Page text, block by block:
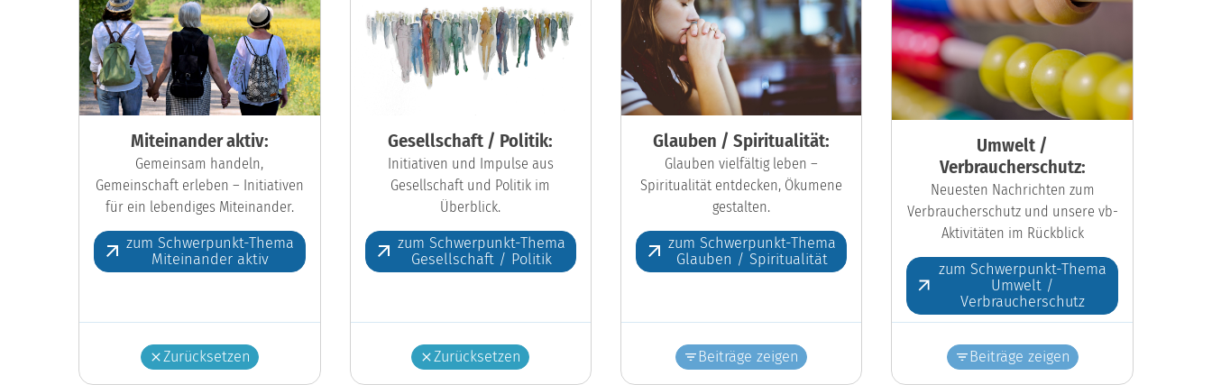
Miteinander aktiv:
Gemeinsam handeln,
Gemeinschaft erleben – Initiativen
für ein lebendiges Miteinander.
zum Schwerpunkt-Thema
Miteinander aktiv
Zurücksetzen
Gesellschaft / Politik:
Initiativen und Impulse aus
Gesellschaft und Politik im
Überblick.
zum Schwerpunkt-Thema
Gesellschaft / Politik
Zurücksetzen
Glauben / Spiritualität:
Glauben vielfältig leben –
Spiritualität entdecken, Ökumene
gestalten.
zum Schwerpunkt-Thema
Glauben / Spiritualität
Beiträge zeigen
Umwelt /
Verbraucherschutz:
Neuesten Nachrichten zum
Verbraucherschutz und unsere vb-
Aktivitäten im Rückblick
zum Schwerpunkt-Thema
Umwelt /
Verbraucherschutz
Beiträge zeigen